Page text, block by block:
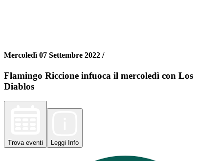
Mercoledì 07 Settembre 2022 /
Flamingo Riccione infuoca il mercoledì con Los
Diablos
Trova eventi Leggi Info